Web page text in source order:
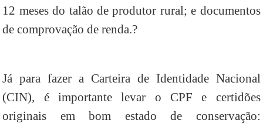
12 meses do talão de produtor rural; e documentos
de comprovação de renda.?
Já para fazer a Carteira de Identidade Nacional
(CIN), é importante levar o CPF e certidões
originais em bom estado de conservação: